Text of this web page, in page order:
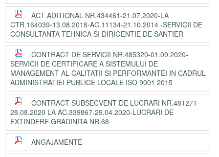
ACT ADITIONAL NR.434461-21.07.2020-LA
CTR.164039-13.08.2018-AC.11134-21.10.2014 -SERVICII DE
CONSULTANTA TEHNICA SI DIRIGENTIE DE SANTIER
CONTRACT DE SERVICII NR.485320-01.09.2020-
SERVICII DE CERTIFICARE A SISTEMULUI DE
MANAGEMENT AL CALITATII SI PERFORMANTEI IN CADRUL
ADMINISTRATIEI PUBLICE LOCALE ISO 9001 2015
CONTRACT SUBSECVENT DE LUCRARI NR.481271-
28.08.2020 LA AC.339867-29.04.2020-LUCRARI DE
EXTINDERE GRADINITA NR.68
ANGAJAMENTE